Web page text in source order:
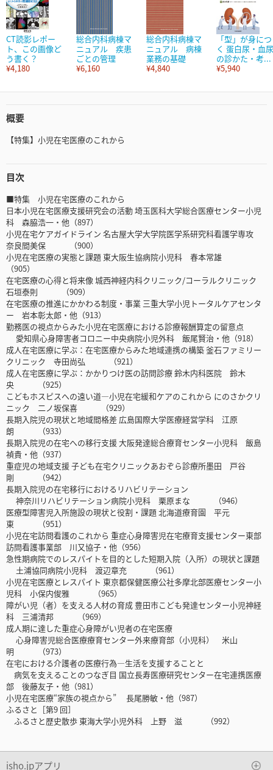
CT読影レポー
ト、この画像ど
う書く？
¥4,180
総合内科病棟マ
ニュアル 疾患
ごとの管理
¥6,160
総合内科病棟マ
ニュアル 病棟
業務の基礎
¥4,840
「型」が身につ
く 蛋白尿・血尿
の診かた・考...
¥5,940
概要
【特集】小児在宅医療のこれから
目次
■特集 小児在宅医療のこれから
日本小児在宅医療支援研究会の活動 埼玉医科大学総合医療センター小児
科 森脇浩一・他（897）
小児在宅ケアガイドライン 名古屋大学大学院医学系研究科看護学専攻
奈良間美保 （900）
小児在宅医療の実態と課題 東大阪生協病院小児科 春本常雄
（905）
在宅医療の心得と将来像 城西神経内科クリニック/コーラルクリニック
石垣泰則 （909）
在宅医療の推進にかかわる制度・事業 三重大学小児トータルケアセンタ
ー 岩本彰太郎・他（913）
勤務医の視点からみた小児在宅医療における診療報酬算定の留意点
愛知県心身障害者コロニー中央病院小児外科 飯尾賢治・他（918）
成人在宅医療に学ぶ：在宅医療からみた地域連携の構築 釜石ファミリー
クリニック 寺田尚弘 （921）
成人在宅医療に学ぶ：かかりつけ医の訪問診療 鈴木内科医院 鈴木
央 （925）
こどもホスピスへの遠い道―小児在宅緩和ケアのこれから にのさかクリ
ニック 二ノ坂保喜 （929）
長期入院児の現状と地域間格差 広島国際大学医療経営学科 江原
朗 （933）
長期入院児の在宅への移行支援 大阪発達総合療育センター小児科 飯島
禎貴・他（937）
重症児の地域支援 子ども在宅クリニックあおぞら診療所墨田 戸谷
剛 （942）
長期入院児の在宅移行におけるリハビリテーション
神奈川リハビリテーション病院小児科 栗原まな （946）
医療型障害児入所施設の現状と役割・課題 北海道療育園 平元
東 （951）
小児在宅訪問看護のこれから 重症心身障害児在宅療育支援センター東部
訪問看護事業部 川又協子・他（956）
急性期病院でのレスパイトを目的とした短期入院（入所）の現状と課題
土浦協同病院小児科 渡辺章充 （961）
小児在宅医療とレスパイト 東京都保健医療公社多摩北部医療センター小
児科 小保内俊雅 （965）
障がい児（者）を支える人材の育成 豊田市こども発達センター小児神経
科 三浦清邦 （969）
成人期に達した重症心身障がい児者の在宅医療
心身障害児総合医療療育センター外来療育部（小児科） 米山
明 （973）
在宅における介護者の医療行為―生活を支援することと
病気を支えることのつなぎ目 国立長寿医療研究センター在宅連携医療
部 後藤友子・他（981）
小児在宅医療“家族の視点から” 長尾勝敏・他（987）
ふるさと［第9 回］
ふるさと歴史散歩 東海大学小児外科 上野 滋 （992）
isho.jpアプリ